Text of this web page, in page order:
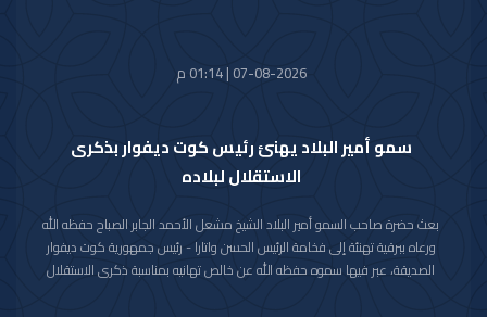
07-08-2026 | 01:14 م
سمو أمير البلاد يهنئ رئيس كوت ديفوار بذكرى
الاستقلال لبلاده
بعث حضرة صاحب السمو أمير البلاد الشيخ مشعل الأحمد الجابر الصباح حفظه الله
ورعاه ببرقية تهنئة إلى فخامة الرئيس الحسن واتارا - رئيس جمهورية كوت ديفوار
الصديقة، عبر فيها سموه حفظه الله عن خالص تهانيه بمناسبة ذكرى الاستقلال